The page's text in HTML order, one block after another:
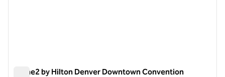
Home2 by Hilton Denver Downtown Convention